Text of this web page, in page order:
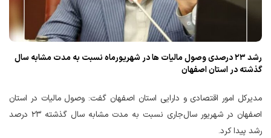
رشد ۲۳ درصدی وصول مالیات ها در شهریورماه نسبت به مدت مشابه سال
گذشته در استان اصفهان
مدیرکل امور اقتصادی و دارایی استان اصفهان گفت: وصول مالیات در استان
اصفهان در شهریور سال‌جاری نسبت به مدت مشابه سال گذشته ۲۳ درصد
رشد پیدا کرد.